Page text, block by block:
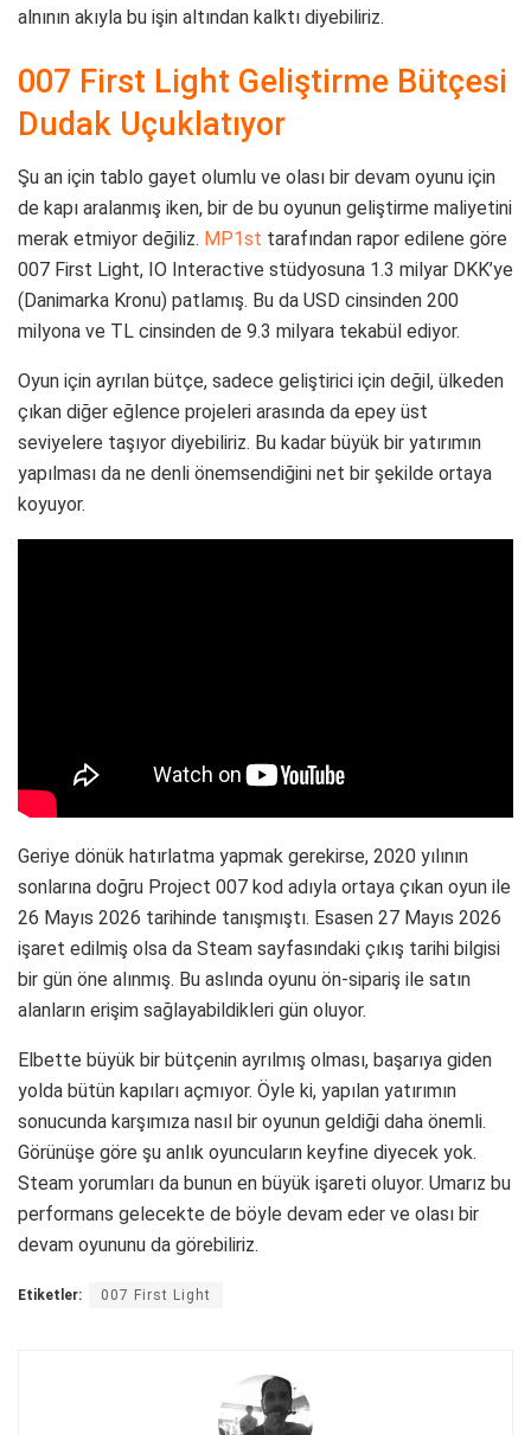
alnının akıyla bu işin altından kalktı diyebiliriz.
007 First Light Geliştirme Bütçesi
Dudak Uçuklatıyor
Şu an için tablo gayet olumlu ve olası bir devam oyunu için
de kapı aralanmış iken, bir de bu oyunun geliştirme maliyetini
merak etmiyor değiliz. MP1st tarafından rapor edilene göre
007 First Light, IO Interactive stüdyosuna 1.3 milyar DKK’ye
(Danimarka Kronu) patlamış. Bu da USD cinsinden 200
milyona ve TL cinsinden de 9.3 milyara tekabül ediyor.
Oyun için ayrılan bütçe, sadece geliştirici için değil, ülkeden
çıkan diğer eğlence projeleri arasında da epey üst
seviyelere taşıyor diyebiliriz. Bu kadar büyük bir yatırımın
yapılması da ne denli önemsendiğini net bir şekilde ortaya
koyuyor.
Geriye dönük hatırlatma yapmak gerekirse, 2020 yılının
sonlarına doğru Project 007 kod adıyla ortaya çıkan oyun ile
26 Mayıs 2026 tarihinde tanışmıştı. Esasen 27 Mayıs 2026
işaret edilmiş olsa da Steam sayfasındaki çıkış tarihi bilgisi
bir gün öne alınmış. Bu aslında oyunu ön-sipariş ile satın
alanların erişim sağlayabildikleri gün oluyor.
Elbette büyük bir bütçenin ayrılmış olması, başarıya giden
yolda bütün kapıları açmıyor. Öyle ki, yapılan yatırımın
sonucunda karşımıza nasıl bir oyunun geldiği daha önemli.
Görünüşe göre şu anlık oyuncuların keyfine diyecek yok.
Steam yorumları da bunun en büyük işareti oluyor. Umarız bu
performans gelecekte de böyle devam eder ve olası bir
devam oyununu da görebiliriz.
Etiketler: 007 First Light